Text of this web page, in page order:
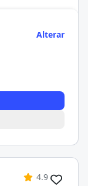
Alterar
4.9